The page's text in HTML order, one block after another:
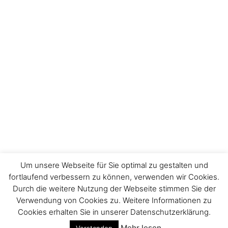
Impressum
Um unsere Webseite für Sie optimal zu gestalten und
fortlaufend verbessern zu können, verwenden wir Cookies.
Durch die weitere Nutzung der Webseite stimmen Sie der
Verwendung von Cookies zu. Weitere Informationen zu
Cookies erhalten Sie in unserer Datenschutzerklärung.